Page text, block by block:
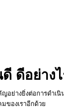
ดี ดีอย่าง
งยิ่งต่อการดำเนินชี
ของเราอีกด้วย